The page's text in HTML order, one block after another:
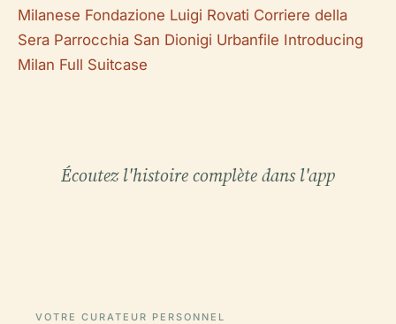
Milanese Fondazione Luigi Rovati Corriere della
Sera Parrocchia San Dionigi Urbanfile Introducing
Milan Full Suitcase
Écoutez l'histoire complète dans l'app
VOTRE CURATEUR PERSONNEL